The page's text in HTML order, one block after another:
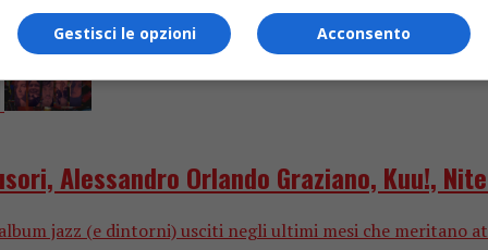
Alessandro Orlando Graziano, Kuu!,
jazz (e dintorni) usciti negli ultimi mesi che meritano
Acconsento
Gestisci le opzioni